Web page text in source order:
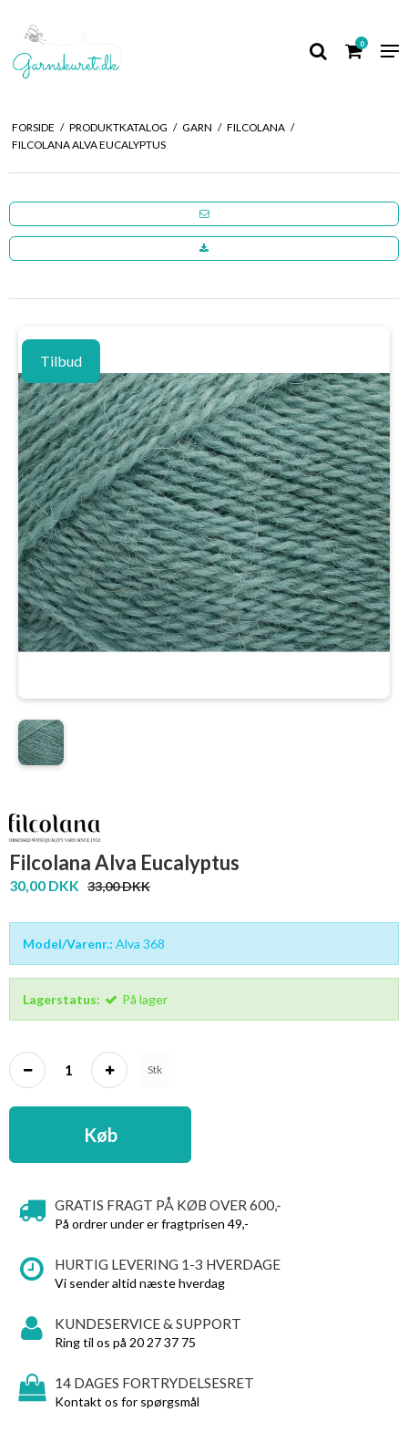
0
FORSIDE / PRODUKTKATALOG / GARN / FILCOLANA /
FILCOLANA ALVA EUCALYPTUS
Tilbud
Filcolana Alva Eucalyptus
30,00 DKK 33,00 DKK
Model/Varenr.: Alva 368
Lagerstatus: På lager
Stk
Køb
GRATIS FRAGT PÅ KØB OVER 600,-
På ordrer under er fragtprisen 49,-
HURTIG LEVERING 1-3 HVERDAGE
Vi sender altid næste hverdag
KUNDESERVICE & SUPPORT
Ring til os på 20 27 37 75
14 DAGES FORTRYDELSESRET
Kontakt os for spørgsmål